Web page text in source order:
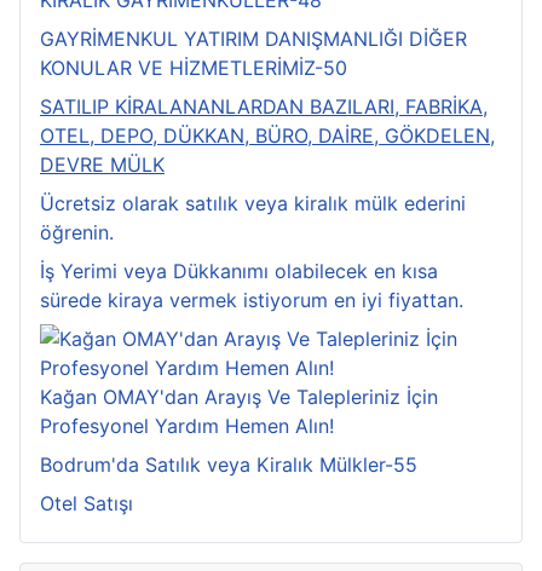
GAYRİMENKUL YATIRIM DANIŞMANLIĞI DİĞER
KONULAR VE HİZMETLERİMİZ-50
SATILIP KİRALANANLARDAN BAZILARI, FABRİKA,
OTEL, DEPO, DÜKKAN, BÜRO, DAİRE, GÖKDELEN,
DEVRE MÜLK
Ücretsiz olarak satılık veya kiralık mülk ederini
öğrenin.
İş Yerimi veya Dükkanımı olabilecek en kısa
sürede kiraya vermek istiyorum en iyi fiyattan.
Kağan OMAY'dan Arayış Ve Talepleriniz İçin
Profesyonel Yardım Hemen Alın!
Bodrum'da Satılık veya Kiralık Mülkler-55
Otel Satışı